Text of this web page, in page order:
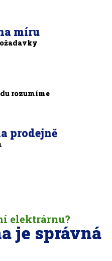
míru
rozumíme
prodejně
elektrárnu?
je správná